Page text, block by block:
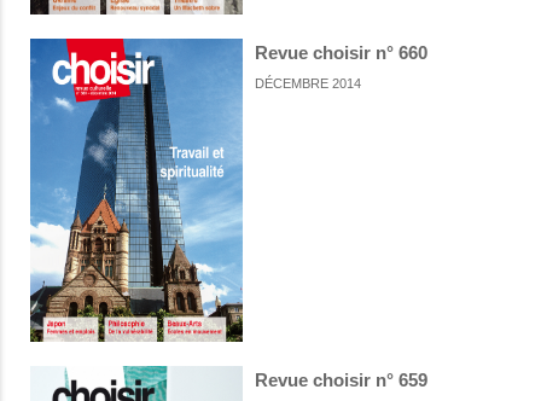
Revue choisir n° 660
DÉCEMBRE 2014
Revue choisir n° 659